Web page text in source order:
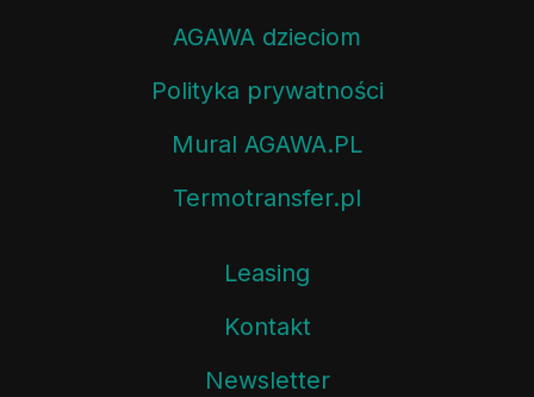
AGAWA dzieciom
Polityka prywatności
Mural AGAWA.PL
Termotransfer.pl
Leasing
Kontakt
Newsletter